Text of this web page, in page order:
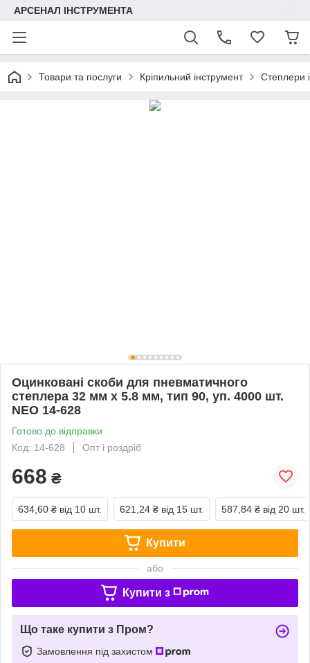
АРСЕНАЛ ІНСТРУМЕНТА
Товари та послуги Кріпильний інструмент Степлери
Оцинковані скоби для пневматичного
степлера 32 мм x 5.8 мм, тип 90, уп. 4000 шт.
NEO 14-628
Готово до відправки
Код: 14-628
Опт і роздріб
668 ₴
634,60 ₴ від 10 шт. 621,24 ₴ від 15 шт. 587,84 ₴ від 20 шт.
Купити
або
Купити з
Що таке купити з Пром?
Замовлення під захистом